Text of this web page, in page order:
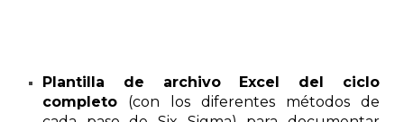
Plantilla de archivo Excel del ciclo
completo (con los diferentes métodos de